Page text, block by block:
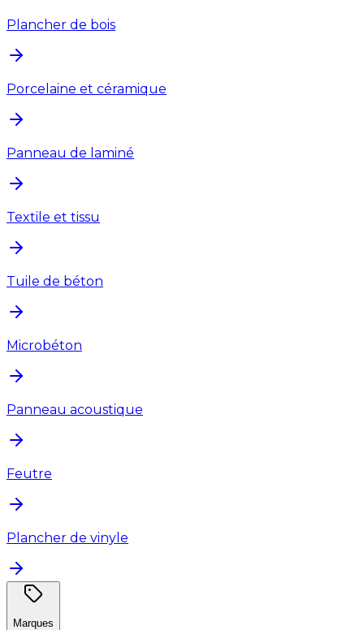
Plancher de bois
Porcelaine et céramique
Panneau de laminé
Textile et tissu
Tuile de béton
Microbéton
Panneau acoustique
Feutre
Plancher de vinyle
Marques